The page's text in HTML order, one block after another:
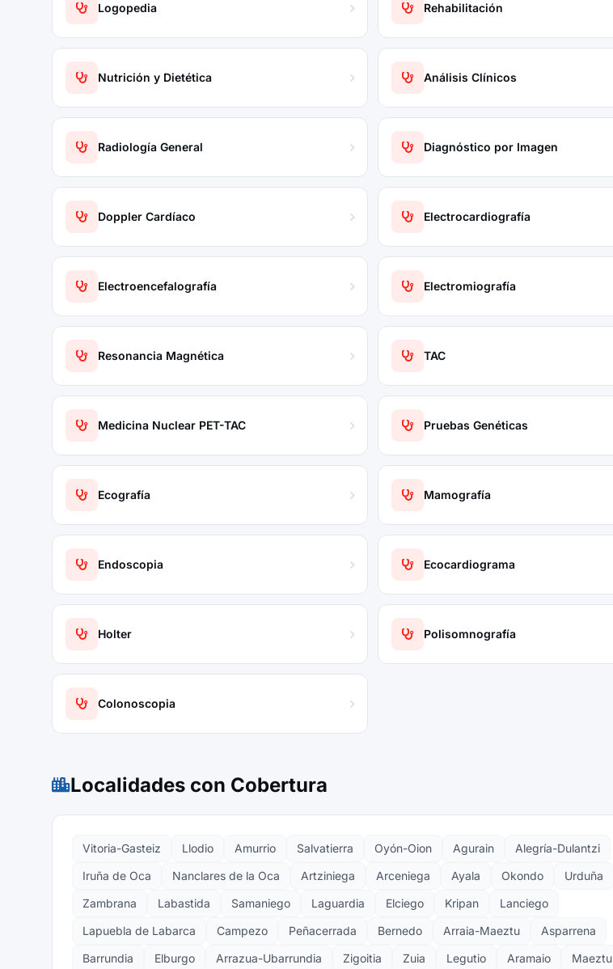
Logopedia Rehabilitación
Nutrición y Dietética Análisis Clínicos
Radiología General Diagnóstico por Imagen
Doppler Cardíaco Electrocardiografía
Electroencefalografía Electromiografía
Resonancia Magnética TAC
Medicina Nuclear PET-TAC Pruebas Genéticas
Ecografía Mamografía
Endoscopia Ecocardiograma
Holter Polisomnografía
Colonoscopia
Localidades con Cobertura
Vitoria-Gasteiz Llodio Amurrio Salvatierra Oyón-Oion Agurain
Alegría-Dulantzi
Iruña de Oca
Nanclares de la Oca Artziniega Arceniega Ayala Okondo
Urduña
Zambrana
Labastida Samaniego Laguardia Elciego Kripan
Lanciego
Lapuebla de Labarca
Campezo Peñacerrada Bernedo Arraia-Maeztu
Asparrena
Barrundia
Elburgo Arrazua-Ubarrundia Zigoitia Zuia Legutio Aramaio Maeztu